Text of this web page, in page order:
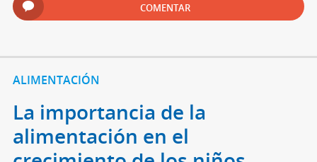
COMENTAR
ALIMENTACIÓN
La importancia de la
alimentación en el